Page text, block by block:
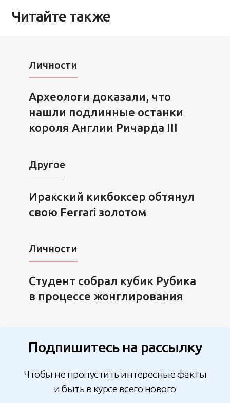
Читайте также
Личности
Археологи доказали, что
нашли подлинные останки
короля Англии Ричарда III
Другое
Иракский кикбоксер обтянул
свою Ferrari золотом
Личности
Студент собрал кубик Рубика
в процессе жонглирования
Подпишитесь на рассылку
Чтобы не пропустить интересные факты
и быть в курсе всего нового